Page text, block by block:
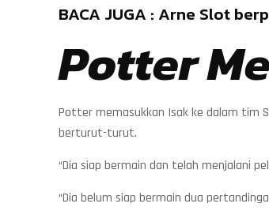
BACA JUGA : Arne Slot
Potter
Potter memasukkan Isak ke dalam tim
berturut-turut.
“Dia siap bermain dan telah menjalani
“Dia belum siap bermain dua